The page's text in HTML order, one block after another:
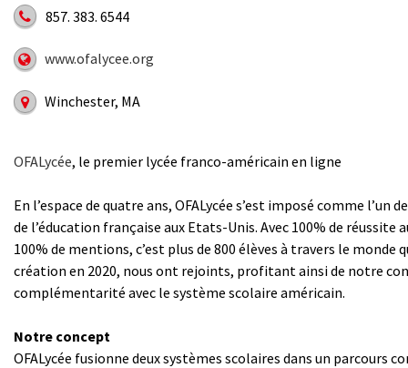
857. 383. 6544
www.ofalycee.org
Winchester, MA
OFALycée, le premier lycée franco-américain en ligne
En l’espace de quatre ans, OFALycée s’est imposé comme l’un
de l’éducation française aux Etats-Unis. Avec 100% de réussite
100% de mentions, c’est plus de 800 élèves à travers le monde
création en 2020, nous ont rejoints, profitant ainsi de notre
complémentarité avec le système scolaire américain.
Notre concept
OFALycée fusionne deux systèmes scolaires dans un parcours